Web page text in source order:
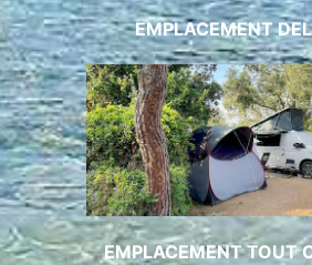
EMPLACEMENT
EMPLACEMENT TOUT